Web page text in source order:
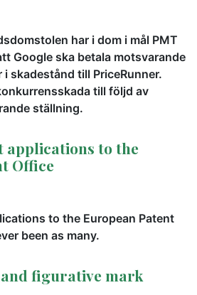
har i dom i mål PMT
Google ska betala motsvarande
skadestånd till PriceRunner.
till följd av
ställning.
applications to the
Office
to the European Patent
been as many.
figurative mark